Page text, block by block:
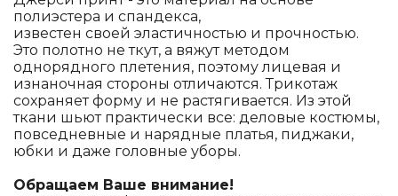
полиэстера и спандекса,
известен своей эластичностью и прочностью.
Это полотно не ткут, а вяжут методом
однорядного плетения, поэтому лицевая и
изнаночная стороны отличаются. Трикотаж
сохраняет форму и не растягивается. Из этой
ткани шьют практически все: деловые костюмы,
повседневные и нарядные платья, пиджаки,
юбки и даже головные уборы.
Обращаем Ваше внимание!